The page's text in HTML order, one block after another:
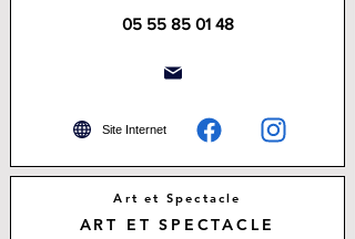
05 55 85 01 48
Site Internet
Art et Spectacle
ART ET SPECTACLE